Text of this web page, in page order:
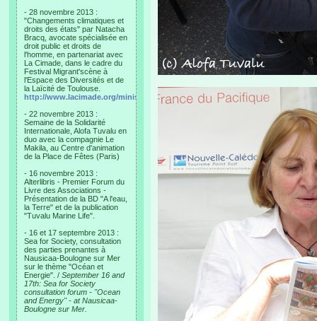
- 28 novembre 2013 :
"Changements climatiques et
droits des états" par Natacha
Bracq, avocate spécialisée en
droit public et droits de
l'homme, en partenariat avec
La Cimade, dans le cadre du
Festival Migrant'scène à
l'Espace des Diversités et de
la Laïcité de Toulouse.
http://www.lacimade.org/minisites/migrantscene
- 22 novembre 2013 :
Semaine de la Solidarité
Internationale, Alofa Tuvalu en
duo avec la compagnie Le
Makila, au Centre d'animation
de la Place de Fêtes (Paris)
- 16 novembre 2013 :
Alterlibris - Premier Forum du
Livre des Associations -
Présentation de la BD "A l'eau,
la Terre" et de la publication
"Tuvalu Marine Life".
- 16 et 17 septembre 2013 :
Sea for Society, consultation
des parties prenantes à
Nausicaa-Boulogne sur Mer
sur le thème "Océan et
Energie". / September 16 and
17th: Sea for Society
consultation forum - "Ocean
and Energy" - at Nausicaa-
Boulogne sur Mer.